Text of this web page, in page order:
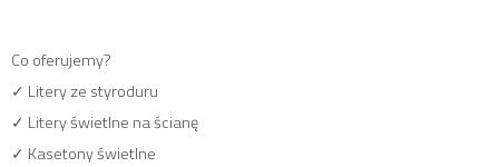
Co oferujemy?
✓ Litery ze styroduru
✓ Litery świetlne na ścianę
✓ Kasetony świetlne